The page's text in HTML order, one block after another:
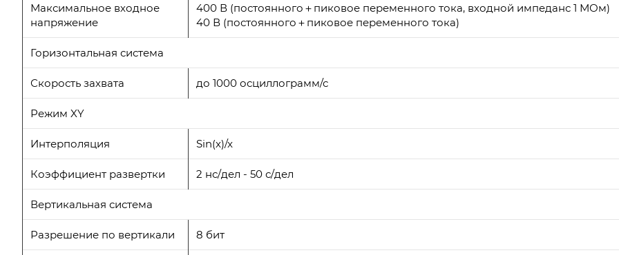
Максимальное входное
напряжение
400 В (постоянного＋пиковое переменного тока, входной импеданс 1 МОм)
40 В (постоянного＋пиковое переменного тока)
Горизонтальная система
Скорость захвата до 1000 осциллограмм/с
Режим XY
Интерполяция Sin(x)/x
Коэффициент развертки 2 нс/дел - 50 с/дел
Вертикальная система
Разрешение по вертикали 8 бит